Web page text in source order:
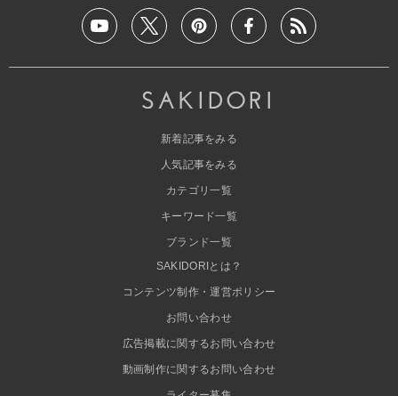
新着記事をみる
人気記事をみる
カテゴリ一覧
キーワード一覧
ブランド一覧
SAKIDORIとは？
コンテンツ制作・運営ポリシー
お問い合わせ
広告掲載に関するお問い合わせ
動画制作に関するお問い合わせ